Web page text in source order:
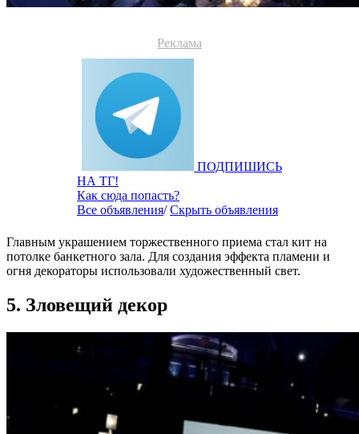
Реклама
ПОДПИШИСЬ
НА ТГ!
Как сюда попасть?
Все объявления/Скрыть объявления
Главным украшением торжественного приема стал кит на
потолке банкетного зала. Для создания эффекта пламени и
огня декораторы использовали художественный свет.
5. Зловещий декор